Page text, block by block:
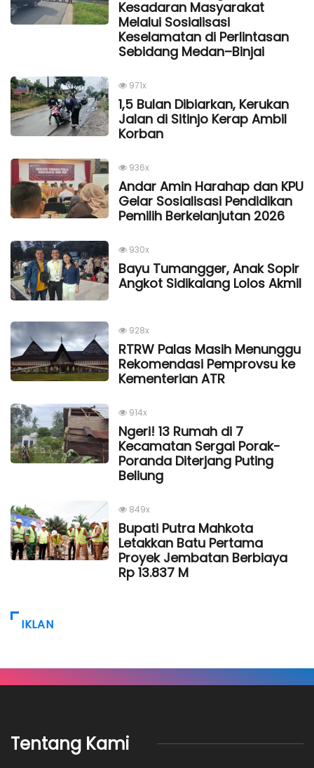
Kesadaran Masyarakat
Melalui Sosialisasi
Keselamatan di Perlintasan
Sebidang Medan–Binjai
971x
1,5 Bulan Dibiarkan, Kerukan
Jalan di Sitinjo Kerap Ambil
Korban
936x
Andar Amin Harahap dan KPU
Gelar Sosialisasi Pendidikan
Pemilih Berkelanjutan 2026
930x
Bayu Tumangger, Anak Sopir
Angkot Sidikalang Lolos Akmil
928x
RTRW Palas Masih Menunggu
Rekomendasi Pemprovsu ke
Kementerian ATR
914x
Ngeri! 13 Rumah di 7
Kecamatan Sergai Porak-
Poranda Diterjang Puting
Beliung
849x
Bupati Putra Mahkota
Letakkan Batu Pertama
Proyek Jembatan Berbiaya
Rp 13.837 M
IKLAN
Tentang Kami